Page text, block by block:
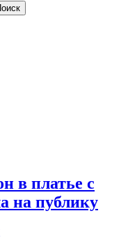
в платье с
на публику